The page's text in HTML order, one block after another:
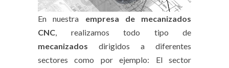
En nuestra empresa de mecanizados
CNC, realizamos todo tipo de
mecanizados dirigidos a diferentes
sectores como por ejemplo: El sector